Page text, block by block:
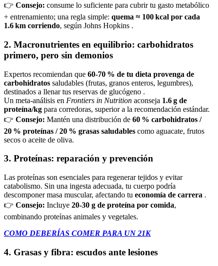
👉 Consejo: consume lo suficiente para cubrir tu gasto metabólico
+ entrenamiento; una regla simple: quema ≈ 100 kcal por cada
1.6 km corriendo, según Johns Hopkins .
2. Macronutrientes en equilibrio: carbohidratos
primero, pero sin demonios
Expertos recomiendan que 60‑70 % de tu dieta provenga de
carbohidratos saludables (frutas, granos enteros, legumbres),
destinados a llenar tus reservas de glucógeno .
Un meta‑análisis en Frontiers in Nutrition aconseja 1.6 g de
proteína/kg para corredoras, superior a la recomendación estándar.
👉 Consejo: Mantén una distribución de 60 % carbohidratos /
20 % proteínas / 20 % grasas saludables como aguacate, frutos
secos o aceite de oliva.
3. Proteínas: reparación y prevención
Las proteínas son esenciales para regenerar tejidos y evitar
catabolismo. Sin una ingesta adecuada, tu cuerpo podría
descomponer masa muscular, afectando tu economía de carrera .
👉 Consejo: Incluye 20‑30 g de proteína por comida,
combinando proteínas animales y vegetales.
COMO DEBERÍAS COMER PARA UN 21K
4. Grasas y fibra: escudos ante lesiones